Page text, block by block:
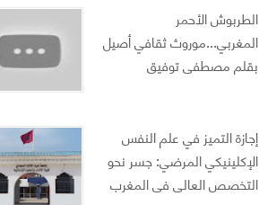
الطربوش الأحمر
المغربي...موروث ثقافي أصيل
بقلم مصطفى توفيق
إجازة التميز في علم النفس
الإكلينيكي المرضي: جسر نحو
التخصص العالي في المغرب